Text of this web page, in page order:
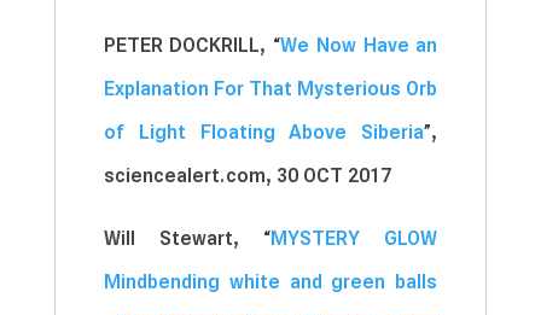
PETER DOCKRILL, “We Now Have an
Explanation For That Mysterious Orb
of Light Floating Above Siberia”,
sciencealert.com, 30 OCT 2017
Will Stewart, “MYSTERY GLOW
Mindbending white and green balls